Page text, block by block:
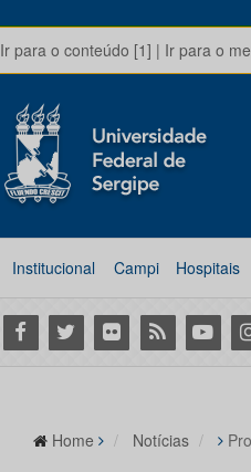
Ir para o conteúdo [1] | Ir para o
Institucional Campi Hospitais
Facebook
Twitter Flickr RSS
Home Notícias